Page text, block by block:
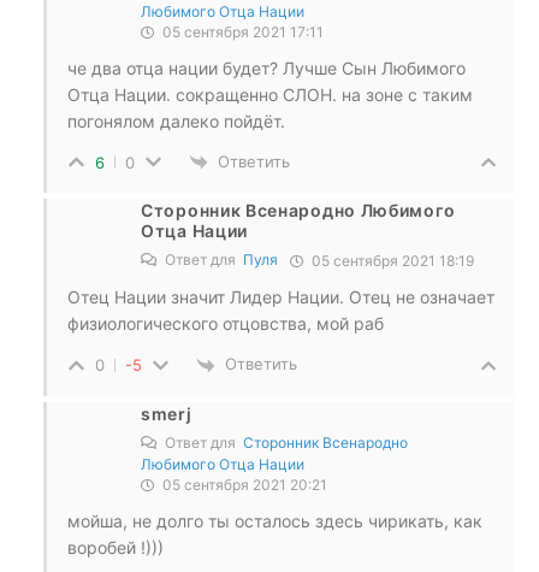
Любимого Отца Нации
05 сентября 2021 17:11
че два отца нации будет? Лучше Сын Любимого
Отца Нации. сокращенно СЛОН. на зоне с таким
погонялом далеко пойдёт.
6 0 Ответить
Сторонник Всенародно Любимого
Отца Нации
Ответ для Пуля 05 сентября 2021 18:19
Отец Нации значит Лидер Нации. Отец не означает
физиологического отцовства, мой раб
0 -5 Ответить
smerj
Ответ для Сторонник Всенародно
Любимого Отца Нации
05 сентября 2021 20:21
мойша, не долго ты осталось здесь чирикать, как
воробей !)))